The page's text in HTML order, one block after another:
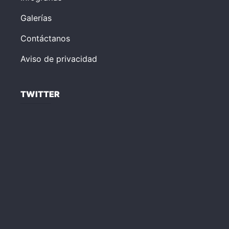
Galerías
Contáctanos
Aviso de privacidad
TWITTER